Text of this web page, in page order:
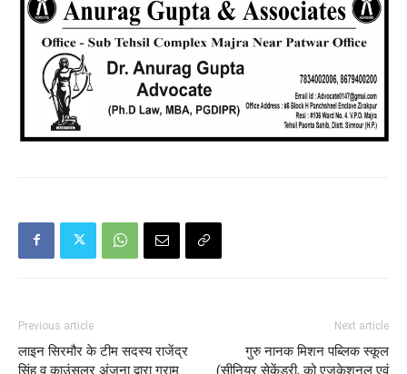
Previous article
लाइन सिरमौर के टीम सदस्य राजेंद्र
सिंह व काउंसलर अंजना द्वारा ग्राम
Next article
गुरु नानक मिशन पब्लिक स्कूल
(सीनियर सेकेंडरी, को एजूकेशनल एवं